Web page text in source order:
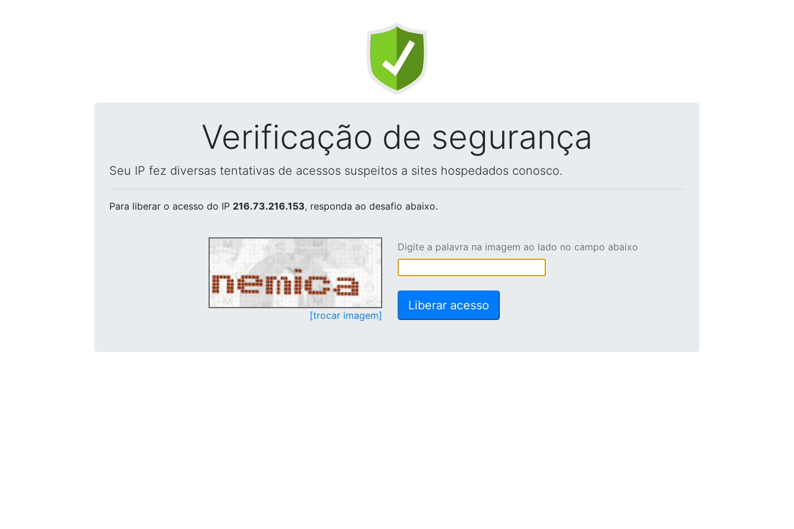
Verificação de segurança
Seu IP fez diversas tentativas de acessos suspeitos a sites hospedados conosco.
Para liberar o acesso do IP 216.73.216.153, responda ao desafio abaixo.
[trocar imagem]
Digite a palavra na imagem ao lado no campo abaixo